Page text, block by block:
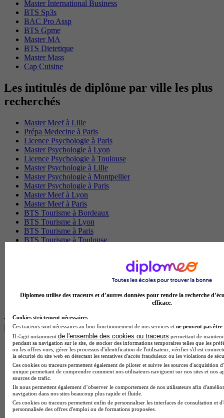
Master International Business
BTS Sp3s
BAC Pro Assp
BTS Gpme
Master MA
BTS Dietetique
Master Mass
Cap Cuisine
Les intitulés de diplôme par ville les plus
recherchés
Master Meef à Lille
Prépa Medecine à Paris
Licence Psychologie à Paris
Master Psychologie à Lyon
Licence Psychologie à Toulouse
Master Psychologie à Lille
Master Psychologie à Montpellier
Master Psychologie à Paris
Master Meef à Lyon
Master Meef à Paris
BTS Tourisme à Bordeaux
BTS Tourisme à Lyon
BTS Tourisme à Paris
BTS Tourisme à Toulouse
BTS Communication à Bordeaux
Master Psychologie à Angers
BTS Communication à Lyon
BTS Ndrc à Lyon
Les intitulés de diplôme par alternance
les plus recherchés
BTS Esf en alternance
BTS Dietetique en alternance
BTS Mco en alternance
BTS Pi en alternance
BTS Sp3s en alternance
Master CCA en alternance
BTS Ndrc en alternance
BTS Sam en alternance
Diplomeo utilise des traceurs et d’autres données pour rendre la recherche
efficace.
Cookies strictement nécessaires
Ces traceurs sont nécessaires au bon fonctionnement de nos services et ne peuvent pas être
Il s'agit notamment de l'ensemble des cookies ou traceurs permettant de
pendant sa navigation sur le site, de stocker des informations temporaires telles que les
ou les offres vues, gérer les processus d'identification de l'utilisateur, vérifier s'il est
la sécurité du site web en détectant les tentatives d'accès frauduleux ou les violations de
Ces cookies ou traceurs permettent également de piloter et suivre les sources d'acquisition
unique permettant de comprendre comment nos utilisateurs naviguent sur nos sites et nos
sources de trafic.
Ils nous permettent également d’observer le comportement de nos utilisateurs afin
navigation dans nos sites beaucoup plus rapide et fluide.
Ces cookies ou traceurs permettent enfin de personnaliser les interfaces de consultation et
personnalisée des offres d'emploi ou de formations proposées.